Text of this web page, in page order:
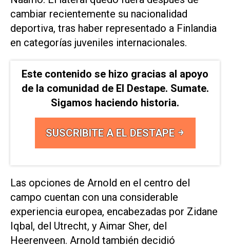
‌cambiar recientemente su nacionalidad
deportiva, tras haber ⁠representado a Finlandia
en categorías juveniles internacionales.
Este contenido se hizo gracias al apoyo
de la comunidad de El Destape. Sumate.
Sigamos haciendo historia.
SUSCRIBITE A EL DESTAPE
Las opciones de Arnold en el centro del
campo cuentan con una considerable
experiencia europea, ​encabezadas ‌por Zidane
Iqbal, del Utrecht, y Aimar Sher, del
Heerenveen. Arnold también decidió